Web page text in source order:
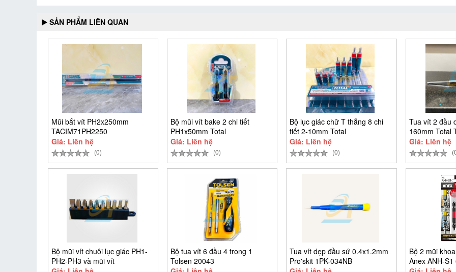
SẢN PHẨM LIÊN QUAN
Mũi bắt vít PH2x250mm
TACIM71PH2250
Giá: Liên hệ
(0)
Bộ mũi vít bake 2 chi tiết
PH1x50mm Total
TACIM71PH150
Giá: Liên hệ
(0)
Bộ lục giác chữ T thẳng 8 chi
tiết 2-10mm Total
Giá: Liên hệ
(0)
Tua vít 2 đầu
160mm Total
Giá: Liên hệ
Bộ mũi vít chuôi lục giác PH1-
PH2-PH3 và mũi vít
Bộ tua vít 6 đầu 4 trong 1
Tolsen 20043
Tua vít dẹp đầu sứ 0.4x1.2mm
Pro'skit 1PK-034NB
Bộ 2 mũi
Anex ANH-S1